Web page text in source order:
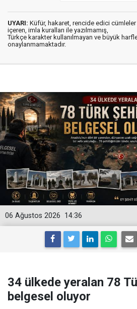
UYARI: Küfür, hakaret, rencide edici cümleler
içeren, imla kuralları ile yazılmamış,
Türkçe karakter kullanılmayan ve büyük
onaylanmamaktadır.
14:36
06 Ağustos 2026
34 ülkede yeralan 78
belgesel oluyor